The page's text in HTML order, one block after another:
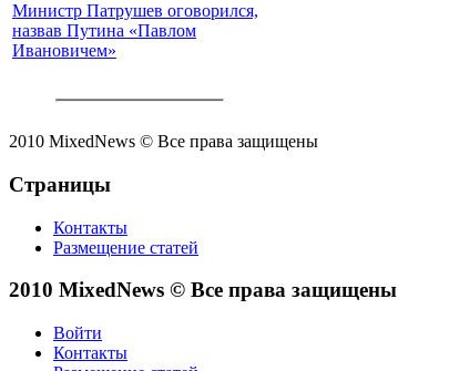
Министр Патрушев оговорился,
назвав Путина «Павлом
Ивановичем»
2010 MixedNews © Все права защищены
Страницы
Контакты
Размещение статей
2010 MixedNews © Все права защищены
Войти
Контакты